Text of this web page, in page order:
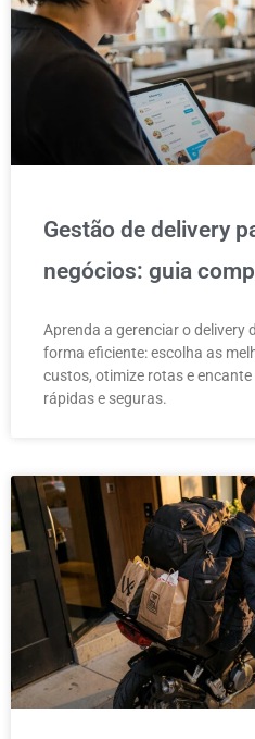
Gestão de delivery
negócios: guia
Aprenda a gerenciar o delivery
forma eficiente: escolha as
custos, otimize rotas e
rápidas e seguras.